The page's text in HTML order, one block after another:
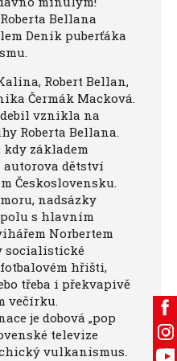
Bellana
Deník puberťáka
Robert Bellan,
Čermák Macková.
vznikla na
Roberta Bellana.
kdy základem
dětství
Československu.
nadsázky
s hlavním
Norbertem
socialistické
hřišti,
třeba i překvapivě
večírku.
je dobová „pop
televize
vulkanismus.